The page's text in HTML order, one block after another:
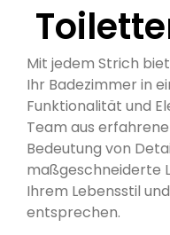
Mit jedem Strich
Ihr Badezimmer in
Funktionalität und
Team aus
Bedeutung von
maßgeschneiderte
Ihrem Lebensstil
entsprechen.